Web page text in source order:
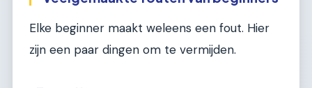
Elke beginner maakt weleens een fout. Hier
zijn een paar dingen om te vermijden.